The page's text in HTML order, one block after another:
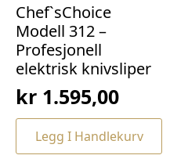
Chef`sChoice
Modell 312 –
Profesjonell
elektrisk knivsliper
kr 1.595,00
Legg I Handlekurv